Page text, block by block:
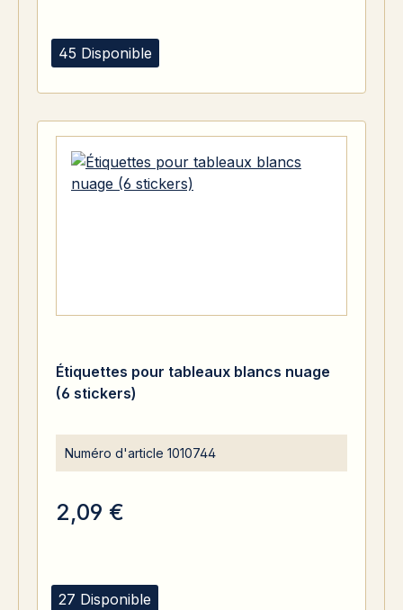
45 Disponible
27 Disponible
Étiquettes pour tableaux blancs nuage
(6 stickers)
Numéro d'article 1010744
2,09 €